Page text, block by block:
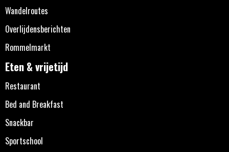
Wandelroutes
Overlijdensberichten
Rommelmarkt
Eten & vrijetijd
Restaurant
Bed and Breakfast
Snackbar
Sportschool